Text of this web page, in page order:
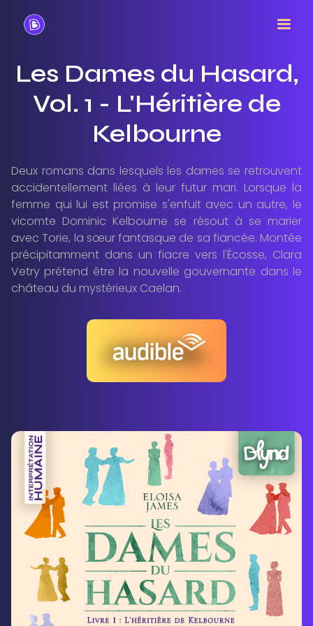
Les Dames du Hasard,
Vol. 1 - L'Héritière de
Kelbourne
Deux romans dans lesquels les dames se retrouvent
accidentellement liées à leur futur mari. Lorsque la
femme qui lui est promise s'enfuit avec un autre, le
vicomte Dominic Kelbourne se résout à se marier
avec Torie, la sœur fantasque de sa fiancée. Montée
précipitamment dans un fiacre vers l'Écosse, Clara
Vetry prétend être la nouvelle gouvernante dans le
château du mystérieux Caelan.